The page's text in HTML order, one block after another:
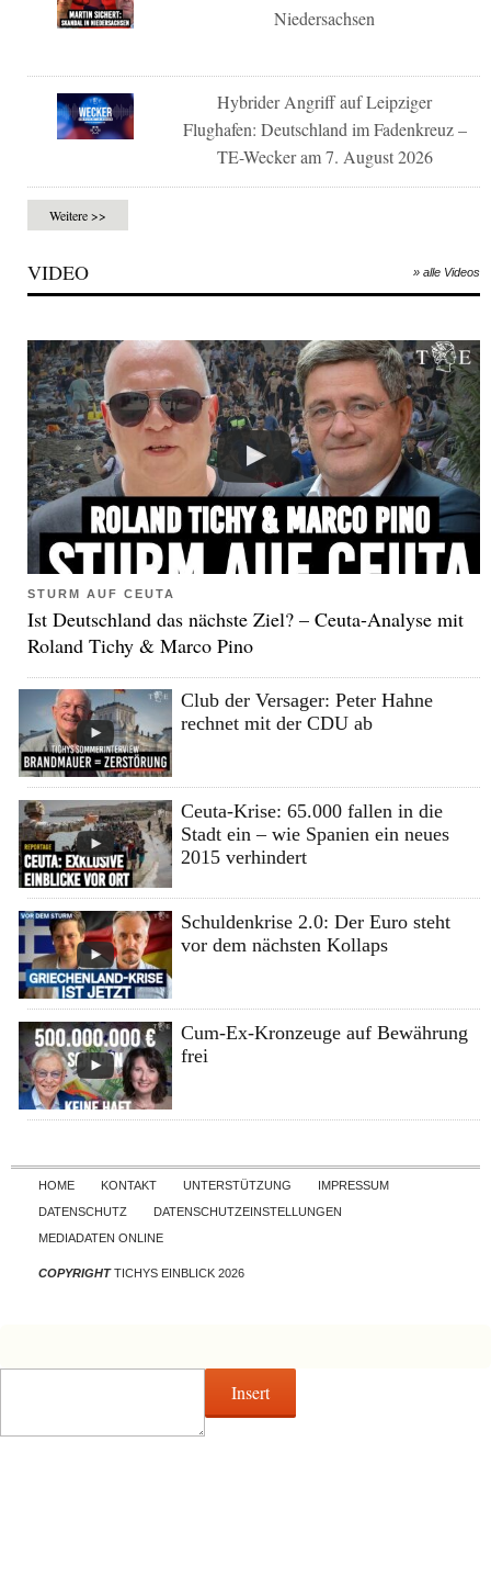
Niedersachsen
Hybrider Angriff auf Leipziger
Flughafen: Deutschland im Fadenkreuz –
TE-Wecker am 7. August 2026
Weitere >>
VIDEO » alle Videos
STURM AUF CEUTA
Ist Deutschland das nächste Ziel? – Ceuta-Analyse mit
Roland Tichy & Marco Pino
Club der Versager: Peter Hahne
rechnet mit der CDU ab
Ceuta-Krise: 65.000 fallen in die
Stadt ein – wie Spanien ein neues
2015 verhindert
Schuldenkrise 2.0: Der Euro steht
vor dem nächsten Kollaps
Cum-Ex-Kronzeuge auf Bewährung
frei
Skip to content
HOME KONTAKT UNTERSTÜTZUNG
IMPRESSUM
DATENSCHUTZ
DATENSCHUTZEINSTELLUNGEN
MEDIADATEN ONLINE
COPYRIGHTTICHYS EINBLICK 2026
Insert